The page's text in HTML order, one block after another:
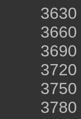
3630
3660
3690
3720
3750
3780